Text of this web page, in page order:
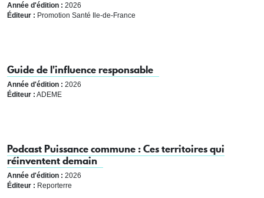
Année d'édition : 2026
Éditeur : Promotion Santé Ile-de-France
Guide de l'influence responsable
Année d'édition : 2026
Éditeur : ADEME
Podcast Puissance commune : Ces territoires qui
réinventent demain
Année d'édition : 2026
Éditeur : Reporterre